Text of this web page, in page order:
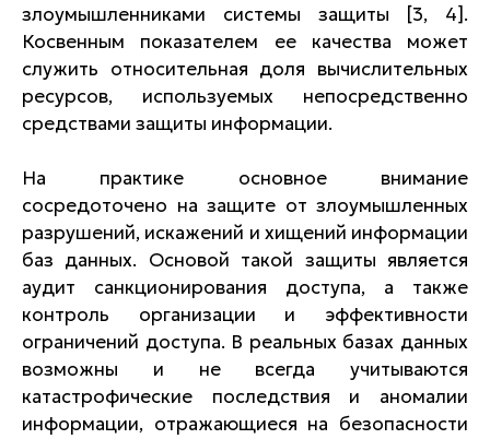
злоумышленниками системы защиты [3, 4].
Косвенным показателем ее качества может
служить относительная доля вычислительных
ресурсов, используемых непосредственно
средствами защиты информации.
На практике основное внимание
сосредоточено на защите от злоумышленных
разрушений, искажений и хищений информации
баз данных. Основой такой защиты является
аудит санкционирования доступа, а также
контроль организации и эффективности
ограничений доступа. В реальных базах данных
возможны и не всегда учитываются
катастрофические последствия и аномалии
информации, отражающиеся на безопасности